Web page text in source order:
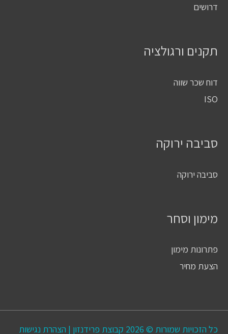
דרושים
תקנים ורגולציה
דוח שכר שווה
ISO
סביבה ירוקה
סביבה ירוקה
מימון וסחר
פתרונות מימון
הצעת מחיר
כל הזכויות שמורות © 2026 קבוצת פרידנזון | הצהרת נגישות